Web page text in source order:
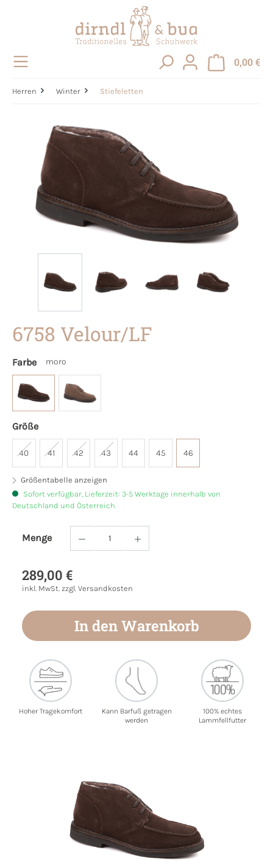
0,00 €
Herren Winter Stiefeletten
Bildergalerie überspringen
6758 Velour/LF
Farbe moro
Größe
40 41 42 43 44 45 46
Größentabelle anzeigen
Sofort verfügbar, Lieferzeit: 3-5 Werktage innerhalb von
Deutschland und Österreich
Menge
Produkt Anzahl: Gib den gewünschten
289,00 €
inkl. MwSt. zzgl. Versandkosten
In den Warenkorb
Hoher Tragekomfort
Kann Barfuß getragen
werden
100% echtes
Lammfellfutter